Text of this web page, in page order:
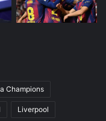
Champions
Liverpool